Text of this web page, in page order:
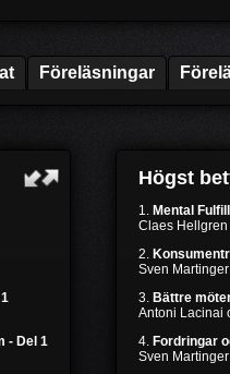
Föreläsningar
- Del 1
Högst
1. Mental
Claes Hellgren
2.
Sven Martinger
3. Bättre
Antoni Lacinai
4. Fordringar
Sven Martinger